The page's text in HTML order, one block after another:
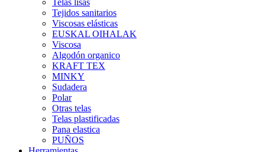
Tejidos sanitarios
Viscosas elásticas
EUSKAL OIHALAK
Viscosa
Algodón organico
KRAFT TEX
MINKY
Sudadera
Polar
Otras telas
Telas plastificadas
Pana elastica
PUÑOS